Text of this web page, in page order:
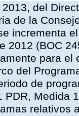
del
de la
incrementa
2012 (BOC
para
del
de
PDR, Medida
relativos